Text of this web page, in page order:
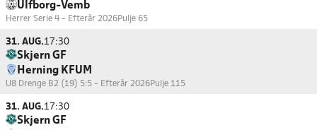
Ulfborg-Vemb
Herrer Serie 4 - Efterår 2026Pulje 65
31. AUG.17:30
Skjern GF
Herning KFUM
U8 Drenge B2 (19) 5:5 - Efterår 2026Pulje 115
31. AUG.17:30
Skjern GF